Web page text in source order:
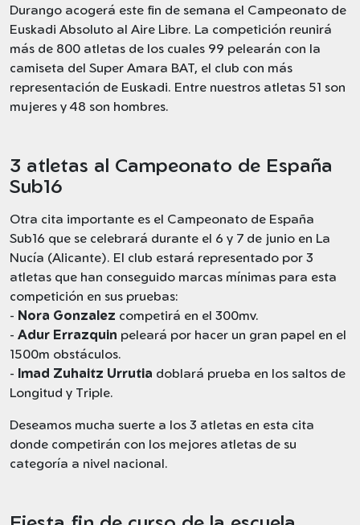
Durango acogerá este fin de semana el Campeonato de
Euskadi Absoluto al Aire Libre. La competición reunirá
más de 800 atletas de los cuales 99 pelearán con la
camiseta del Super Amara BAT, el club con más
representación de Euskadi. Entre nuestros atletas 51 son
mujeres y 48 son hombres.
3 atletas al Campeonato de España
Sub16
Otra cita importante es el Campeonato de España
Sub16 que se celebrará durante el 6 y 7 de junio en La
Nucía (Alicante). El club estará representado por 3
atletas que han conseguido marcas mínimas para esta
competición en sus pruebas:
- Nora Gonzalez competirá en el 300mv.
- Adur Errazquin peleará por hacer un gran papel en el
1500m obstáculos.
- Imad Zuhaitz Urrutia doblará prueba en los saltos de
Longitud y Triple.
Deseamos mucha suerte a los 3 atletas en esta cita
donde competirán con los mejores atletas de su
categoría a nivel nacional.